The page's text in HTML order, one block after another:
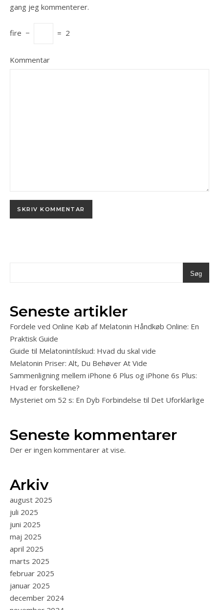
gang jeg kommenterer.
fire − = 2
Kommentar
Søg
Seneste artikler
Fordele ved Online Køb af Melatonin Håndkøb Online: En
Praktisk Guide
Guide til Melatonintilskud: Hvad du skal vide
Melatonin Priser: Alt, Du Behøver At Vide
Sammenligning mellem iPhone 6 Plus og iPhone 6s Plus:
Hvad er forskellene?
Mysteriet om 52 s: En Dyb Forbindelse til Det Uforklarlige
Seneste kommentarer
Der er ingen kommentarer at vise.
Arkiv
august 2025
juli 2025
juni 2025
maj 2025
april 2025
marts 2025
februar 2025
januar 2025
december 2024